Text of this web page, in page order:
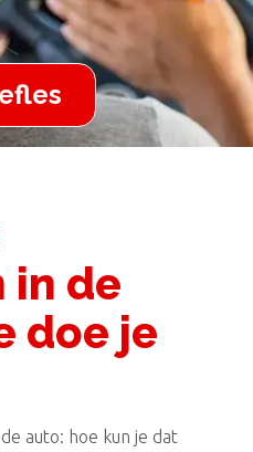
in de
doe je
auto: hoe kun je dat